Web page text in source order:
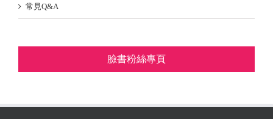
常見Q&A
臉書粉絲專頁